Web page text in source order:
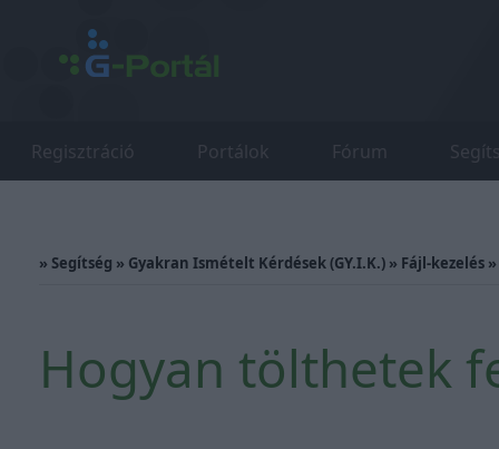
Regisztráció Portálok Fórum
» Segítség » Gyakran Ismételt Kérdések (GY.I.K.) » Fájl-kezelés »
Hogyan tölthetek